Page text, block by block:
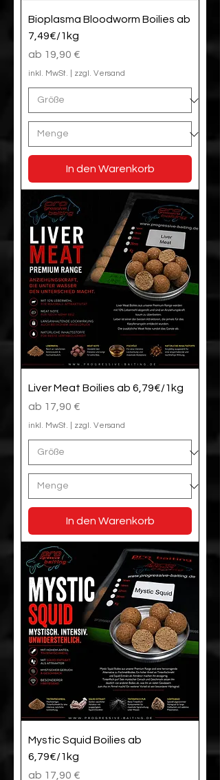
Bioplasma Bloodworm Boilies ab
7,49€/1kg
ab 19,90 €
Sale-Preis
inkl. MwSt. zzgl. Versand
In den Warenkorb
Liver Meat Boilies ab 6,79€/1kg
ab 17,90 €
Sale-Preis
inkl. MwSt. zzgl. Versand
In den Warenkorb
Mystic Squid Boilies ab
6,79€/1kg
ab 17,90 €
Sale-Preis